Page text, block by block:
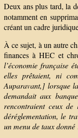
Deux ans plus tard, la
notamment en
créant un cadre
À ce sujet, à un autre
finances à HEC et
l’économie française
elles prêtaient, ni
Auparavant,] lorsque
demandait aux
rencontraient ceux
déréglementation, le
un menu de taux